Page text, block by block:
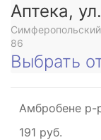
Аптека,
86
Выбрать
Амбробене р-
191 руб.